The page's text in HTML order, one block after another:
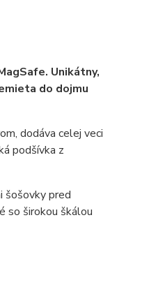
Unikátny,
do dojmu
dodáva celej veci
podšívka z
šošovky pred
so širokou škálou